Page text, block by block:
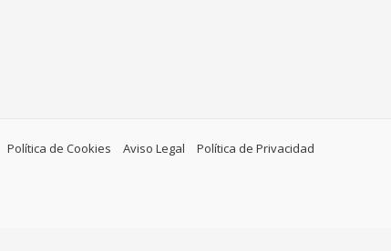
Política de Cookies Aviso Legal Política de Privacidad